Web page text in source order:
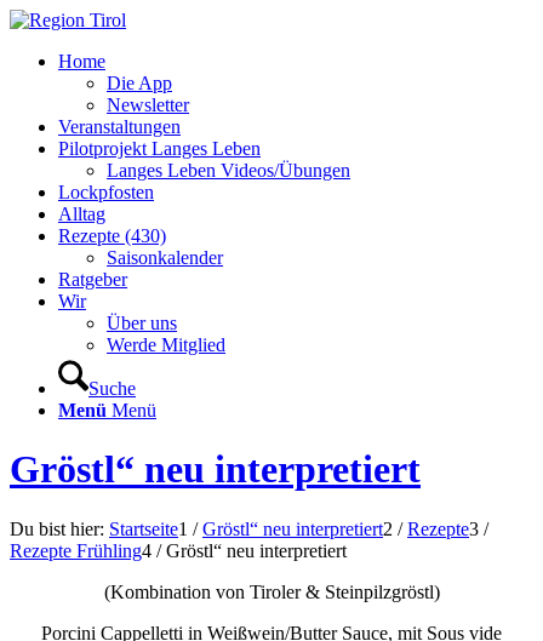
Home
Die App
Newsletter
Veranstaltungen
Pilotprojekt Langes Leben
Langes Leben Videos/Übungen
Lockpfosten
Alltag
Rezepte (430)
Saisonkalender
Ratgeber
Wir
Über uns
Werde Mitglied
Suche
Menü Menü
Gröstl“ neu interpretiert
Du bist hier: Startseite1 / Gröstl“ neu interpretiert2 / Rezepte3 /
Rezepte Frühling4 / Gröstl“ neu interpretiert
(Kombination von Tiroler & Steinpilzgröstl)
Porcini Cappelletti in Weißwein/Butter Sauce, mit Sous vide